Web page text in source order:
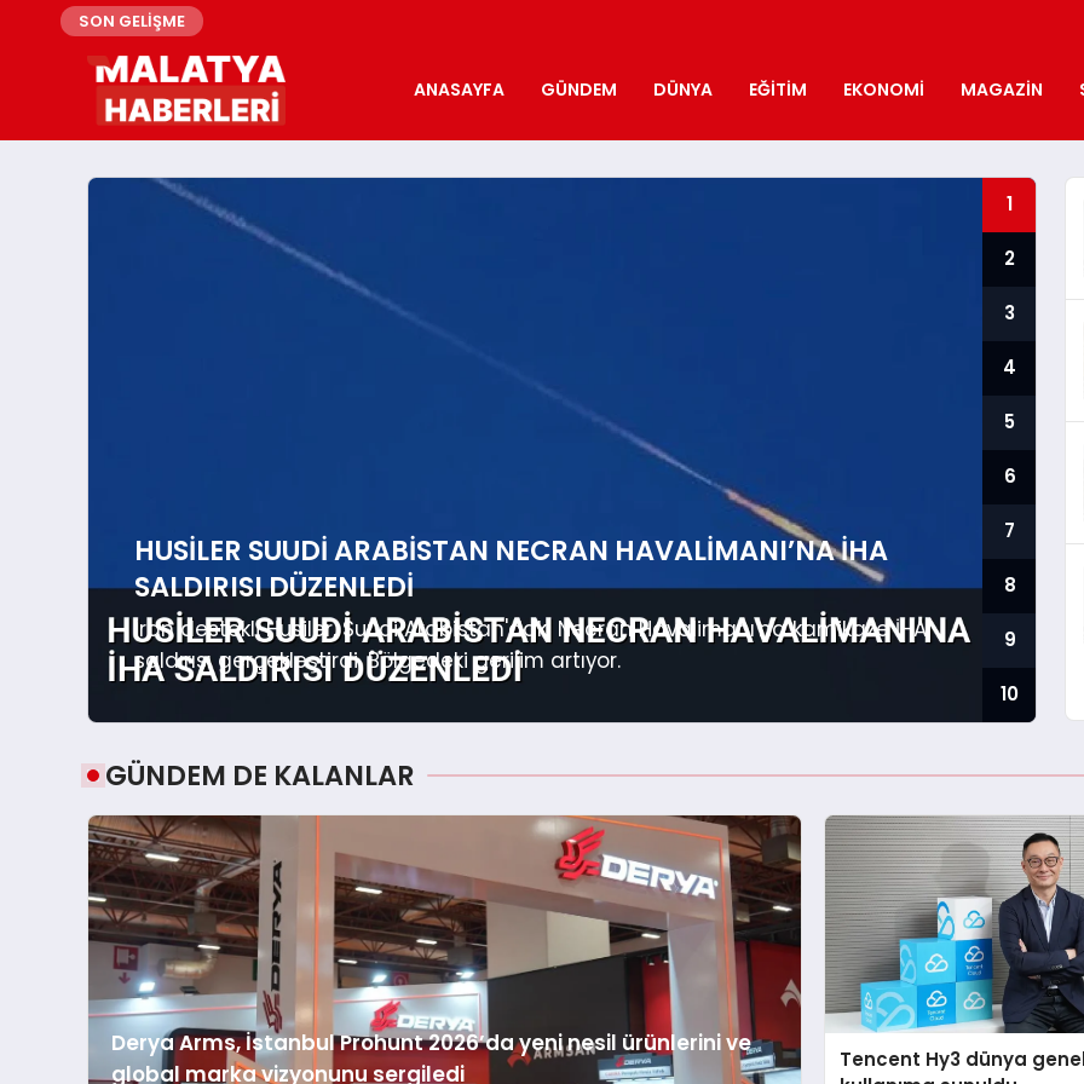
SON GELİŞME
ANASAYFA GÜNDEM DÜNYA EĞITIM EKONOMI MAGAZIN
HUSILER SUUDI ARABISTAN NECRAN HAVALIMANI’NA İHA
SALDIRISI DÜZENLEDI
İran destekli Husiler, Suudi Arabistan'daki Necran Havalimanı'na kamikaze İHA
saldırısı gerçekleştirdi. Bölgedeki gerilim artıyor.
1
2
3
4
5
6
7
8
9
10
GÜNDEM DE KALANLAR
Derya Arms, İstanbul Prohunt 2026’da yeni nesil ürünlerini ve
global marka vizyonunu sergiledi
Tencent Hy3 dünya